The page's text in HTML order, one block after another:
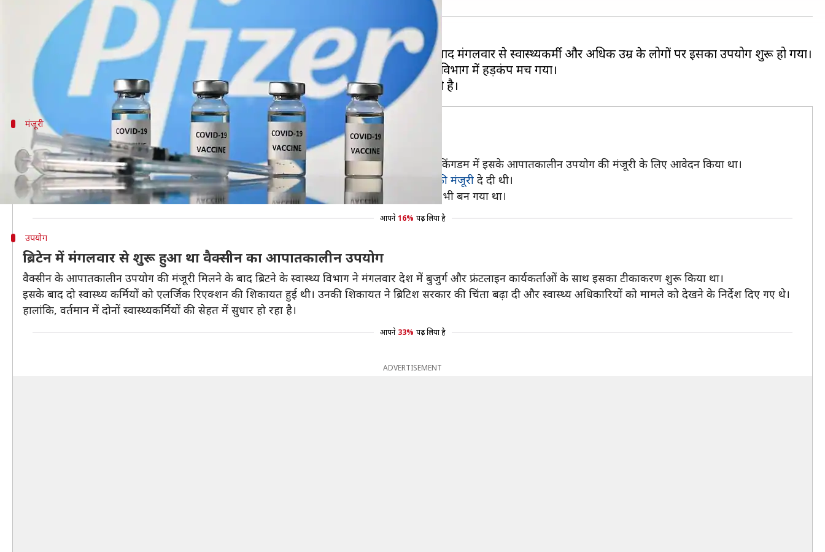
क्या है खबर?
ब्रिटेन में गत दिनों फाइजर की कोरोना वायरस वैक्सीन के आपातकालीन उपयोग की मंजूरी मिलने के बाद मंगलवार से स्वास्थ्यकर्मी और अधिक उम्र के लोगों पर इसका उपयोग शुरू हो गया।
हालांकि, उपयोग के 24 घंटे बाद ही दो स्वास्थ्यकर्मियों की तबीयत बिगड़ गई। इससे वहां के स्वास्थ्य विभाग में हड़कंप मच गया।
मंजूरी
फाइजर को गत 3 दिसंबर को मिली थी आपतकालीन उपयोग की मंजूरी
बता दें कि फाइजर ने वैक्सीन के 95 प्रतिशत प्रभावी मिलने पर गत 21 नवंबर को अमेरिका और यूनाइटेड किंगडम में इसके आपातकालीन उपयोग की मंजूरी के लिए आवेदन किया था।
इस पर समीक्षा के बाद 3 दिसंबर को UK ने फाइजर-बायोएनटेक की वैक्सीन के आपातकालीन
इस्तेमाल की मंजूरी दे दी थी।
इसके साथ ही UK फाइजर की वैक्सीन को मंजूरी देने वाला दुनिया का पहला देश और पहला पश्चिमी देश भी बन गया था।
आपने 16% पढ़ लिया है
उपयोग
ब्रिटेन में मंगलवार से शुरू हुआ था वैक्सीन का आपातकालीन उपयोग
वैक्सीन के आपातकालीन उपयोग की मंजूरी मिलने के बाद ब्रिटने के स्वास्थ्य विभाग ने मंगलवार देश में बुजुर्ग और फ्रंटलाइन कार्यकर्ताओं के साथ इसका टीकाकरण शुरू किया था।
इसके बाद दो स्वास्थ्य कर्मियों को एलर्जिक रिएक्शन की शिकायत हुई थी। उनकी शिकायत ने ब्रिटिश सरकार की चिंता बढ़ा दी और स्वास्थ्य अधिकारियों को मामले को देखने के निर्देश दिए गए थे।
हालांकि, वर्तमान में दोनों स्वास्थ्यकर्मियों की सेहत में सुधार हो रहा है।
आपने 33% पढ़ लिया है
ADVERTISEMENT